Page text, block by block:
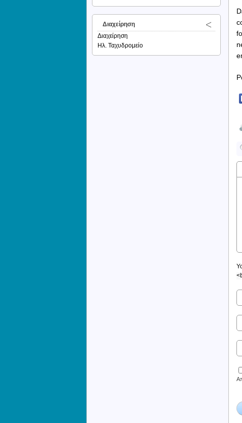
Διαχείρηση
Διαχείρηση
Ηλ. Ταχυδρομείο